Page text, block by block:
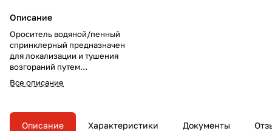
Описание
Ороситель водяной/пенный
спринклерный предназначен
для локализации и тушения
возгораний путем
разбрызгивания и
распределения ОТВ по
Все описание
Описание Характеристики Документы